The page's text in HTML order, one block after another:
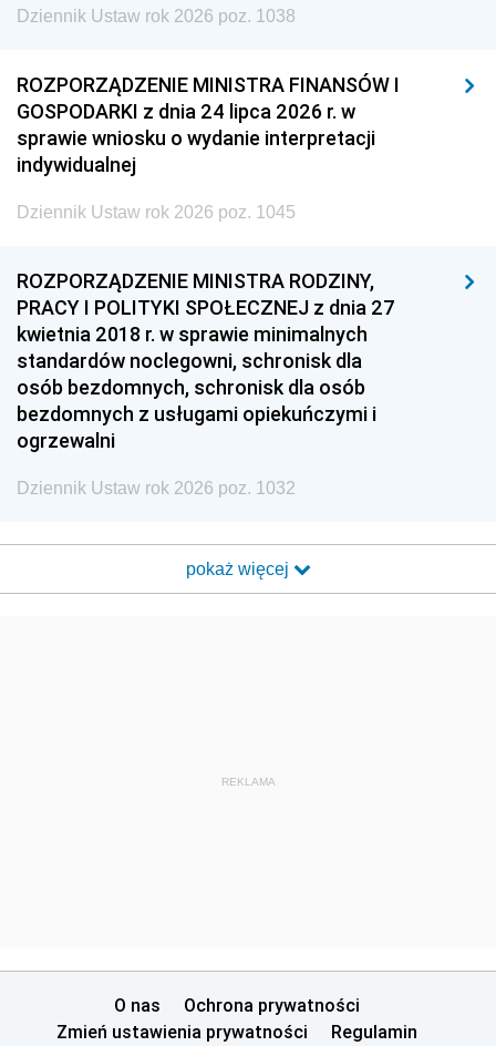
Dziennik Ustaw rok 2026 poz. 1038
ROZPORZĄDZENIE MINISTRA FINANSÓW I
GOSPODARKI z dnia 24 lipca 2026 r. w
sprawie wniosku o wydanie interpretacji
indywidualnej
Dziennik Ustaw rok 2026 poz. 1045
ROZPORZĄDZENIE MINISTRA RODZINY,
PRACY I POLITYKI SPOŁECZNEJ z dnia 27
kwietnia 2018 r. w sprawie minimalnych
standardów noclegowni, schronisk dla
osób bezdomnych, schronisk dla osób
bezdomnych z usługami opiekuńczymi i
ogrzewalni
Dziennik Ustaw rok 2026 poz. 1032
pokaż więcej
REKLAMA
O nas
Ochrona prywatności
Zmień ustawienia prywatności
Regulamin